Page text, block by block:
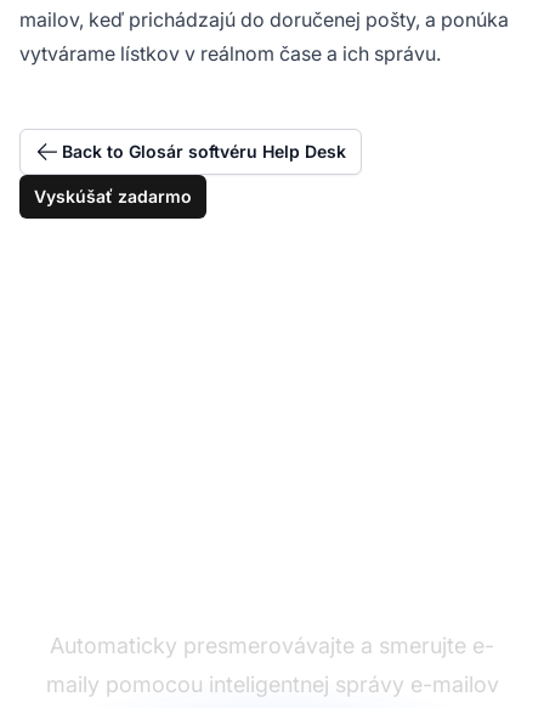
mailov, keď prichádzajú do doručenej pošty, a ponúka
vytvárame lístkov v reálnom čase a ich správu.
Back to Glosár softvéru Help Desk
Vyskúšať zadarmo
Automaticky presmerovávajte a smerujte e-
maily pomocou inteligentnej správy e-mailov